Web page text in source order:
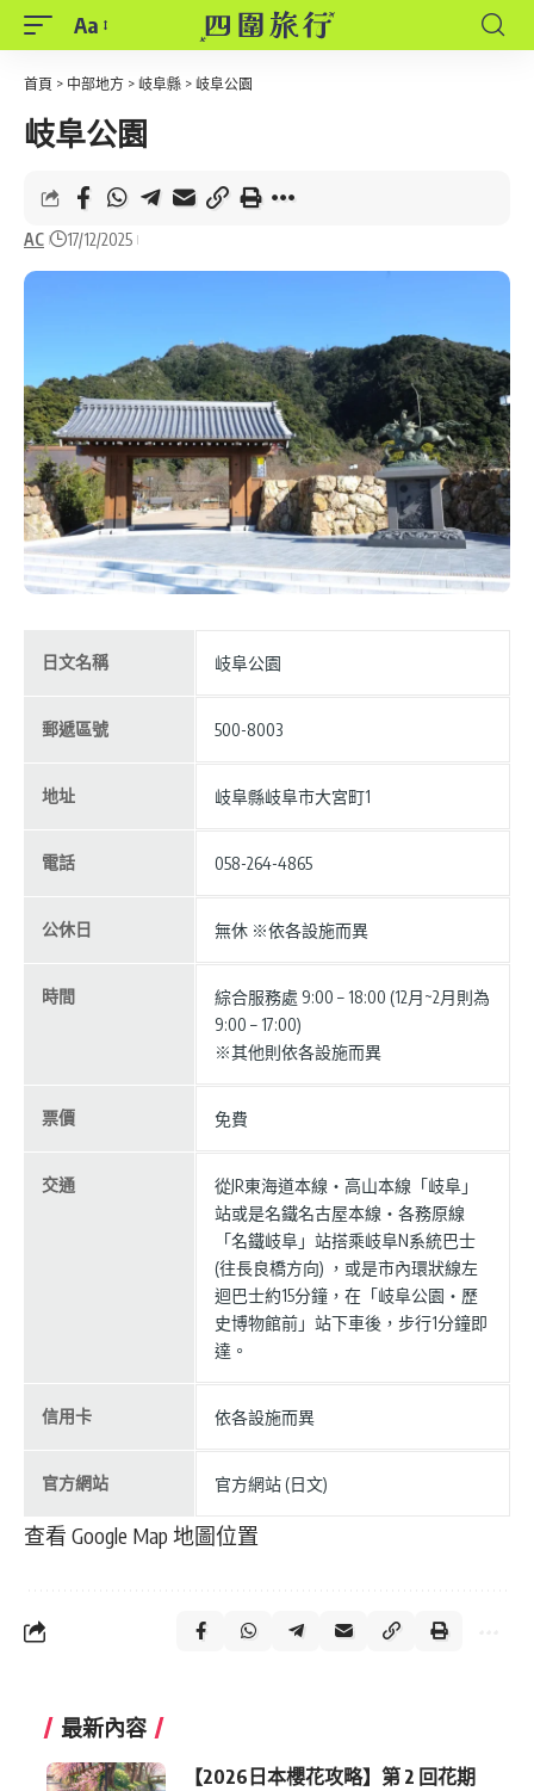
Font
Resizer
Aa
首頁 > 中部地方 > 岐阜縣 > 岐阜公園
岐阜公園
AC 17/12/2025
日文名稱 岐阜公園
郵遞區號 500-8003
地址 岐阜縣岐阜市大宮町1
電話 058-264-4865
公休日 無休 ※依各設施而異
時間
綜合服務處 9:00 – 18:00 (12月~2月則為
9:00 – 17:00)
※其他則依各設施而異
票價 免費
交通
從JR東海道本線・高山本線「岐阜」
站或是名鐵名古屋本線・各務原線
「名鐵岐阜」站搭乘岐阜N系統巴士
(往長良橋方向) ，或是市內環狀線左
迴巴士約15分鐘，在「岐阜公園・歷
史博物館前」站下車後，步行1分鐘即
達。
信用卡 依各設施而異
官方網站 官方網站 (日文)
查看 Google Map 地圖位置
最新內容
【2026日本櫻花攻略】第 2 回花期